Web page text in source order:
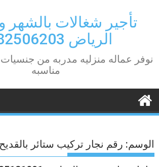
contentتأجير شغالات بالشهر
الرياض 0582506203
نوفر عماله منزليه مدربه من جنسيات
مناسبه
الوسم: رقم نجار تركيب ستائر بالقديح